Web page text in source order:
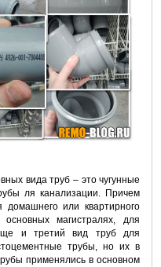
вида труб – это чугунные
ля канализации. Причем
или квартирного
магистралях, для
и третий вид труб для
трубы, но их в
применялись в основном